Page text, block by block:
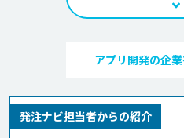
アプリ開発の企
発注ナビ担当者からの紹介